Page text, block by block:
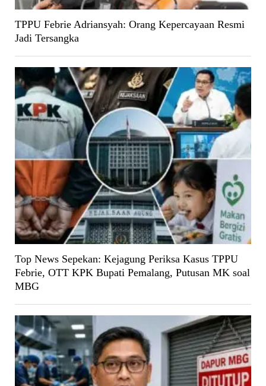
TPPU Febrie Adriansyah: Orang Kepercayaan Resmi
Jadi Tersangka
Top News Sepekan: Kejagung Periksa Kasus TPPU
Febrie, OTT KPK Bupati Pemalang, Putusan MK soal
MBG